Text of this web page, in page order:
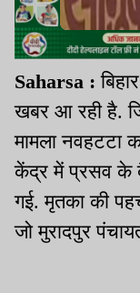
Saharsa :
खबर आ रही है.
मामला नवहटटा
केंद्र में प्रसव के
गई. मृतका की
जो मुरादपुर